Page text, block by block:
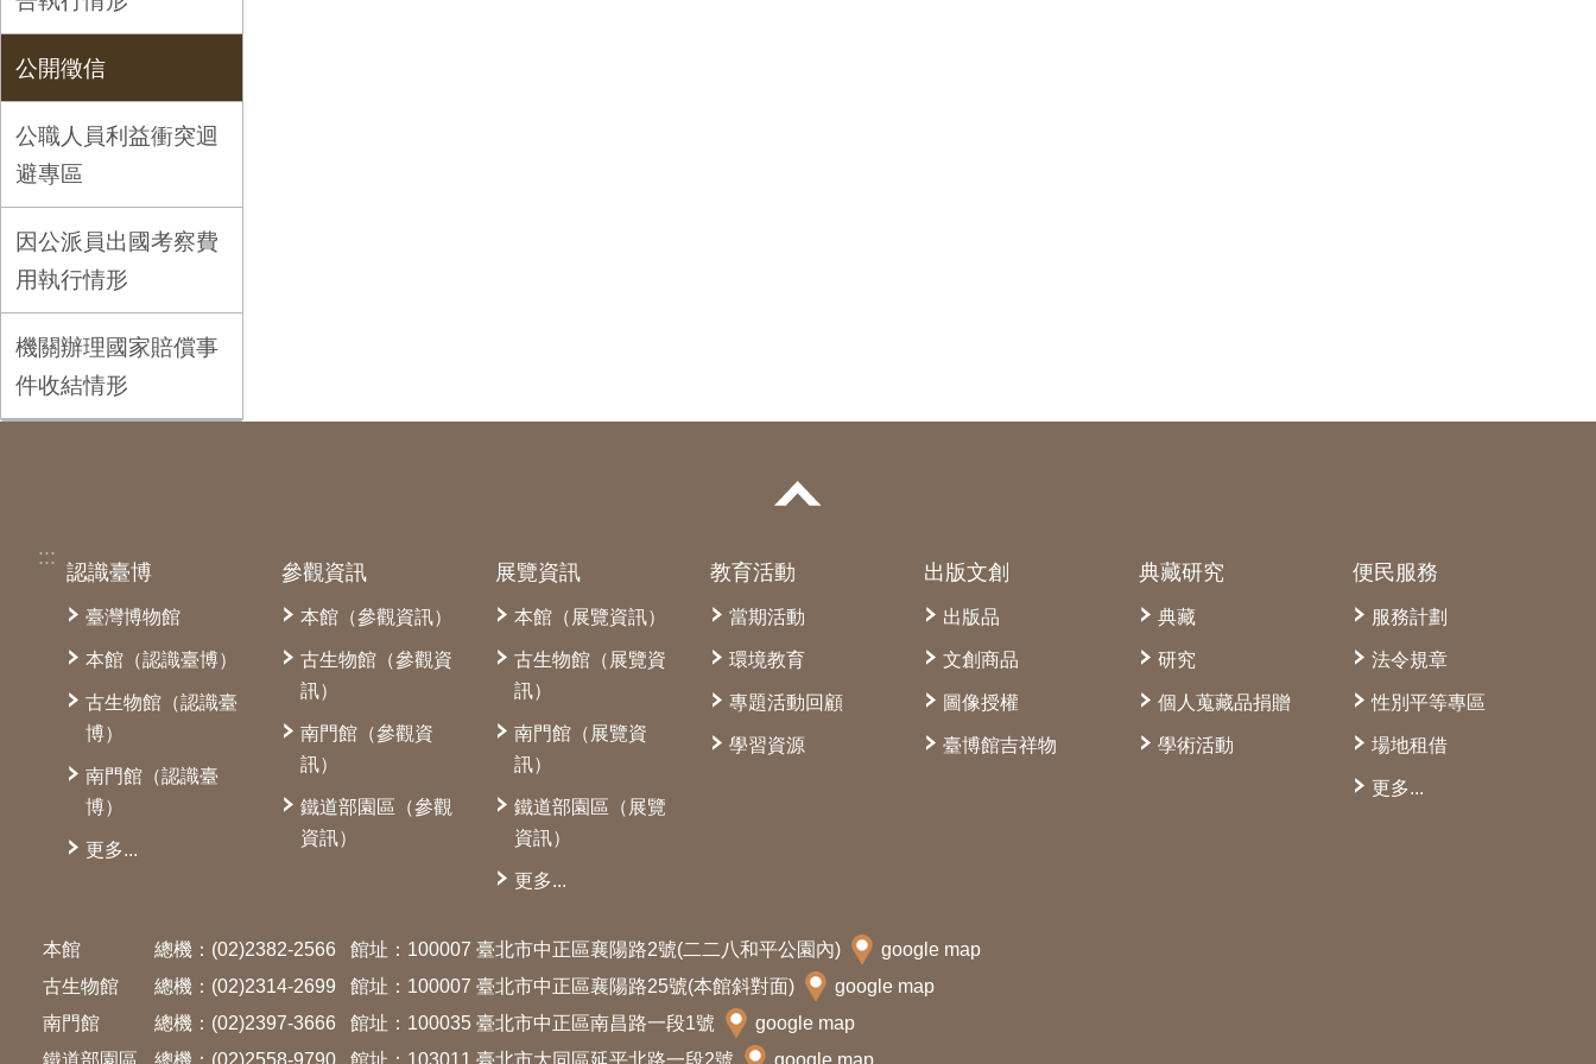
公開徵信
公職人員利益衝突迴
避專區
因公派員出國考察費
用執行情形
機關辦理國家賠償事
件收結情形
:::
認識臺博
臺灣博物館
本館（認識臺博）
古生物館（認識臺
博）
南門館（認識臺
博）
更多...
參觀資訊
本館（參觀資訊）
古生物館（參觀資
訊）
南門館（參觀資
訊）
鐵道部園區（參觀
資訊）
展覽資訊
本館（展覽資訊）
古生物館（展覽資
訊）
南門館（展覽資
訊）
鐵道部園區（展覽
資訊）
更多...
教育活動
當期活動
環境教育
專題活動回顧
學習資源
出版文創
出版品
文創商品
圖像授權
臺博館吉祥物
典藏研究
典藏
研究
個人蒐藏品捐贈
學術活動
便民服務
服務計劃
法令規章
性別平等專區
場地租借
更多...
本館 總機：(02)2382-2566 館址：100007 臺北市中正區襄陽路2號(二二八和平公園內)
google map
古生物館
總機：(02)2314-2699 館址：100007 臺北市中正區襄陽路25號(本館斜對面)
google map
南門館
總機：(02)2397-3666 館址：100035 臺北市中正區南昌路一段1號
google map
鐵道部園區
總機：(02)2558-9790 館址：103011 臺北市大同區延平北路一段2號 google map